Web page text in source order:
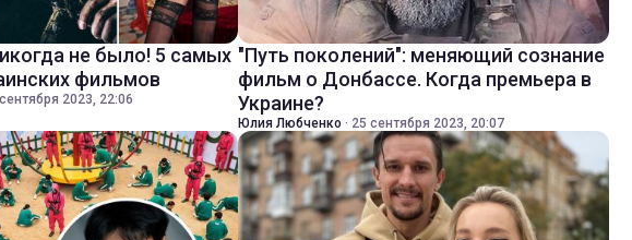
не было! 5 самых
фильмов
2023, 22:06
"Путь поколений": меняющий сознание
фильм о Донбассе. Когда премьера в
Украине?
Юлия Любченко · 25 сентября 2023, 20:07